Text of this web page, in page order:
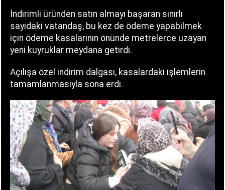
İndirimli üründen satın almayı başaran sınırlı
sayıdaki vatandaş, bu kez de ödeme yapabilmek
için ödeme kasalarının önünde metrelerce uzayan
yeni kuyruklar meydana getirdi.
Açılışa özel indirim dalgası, kasalardaki işlemlerin
tamamlanmasıyla sona erdi.